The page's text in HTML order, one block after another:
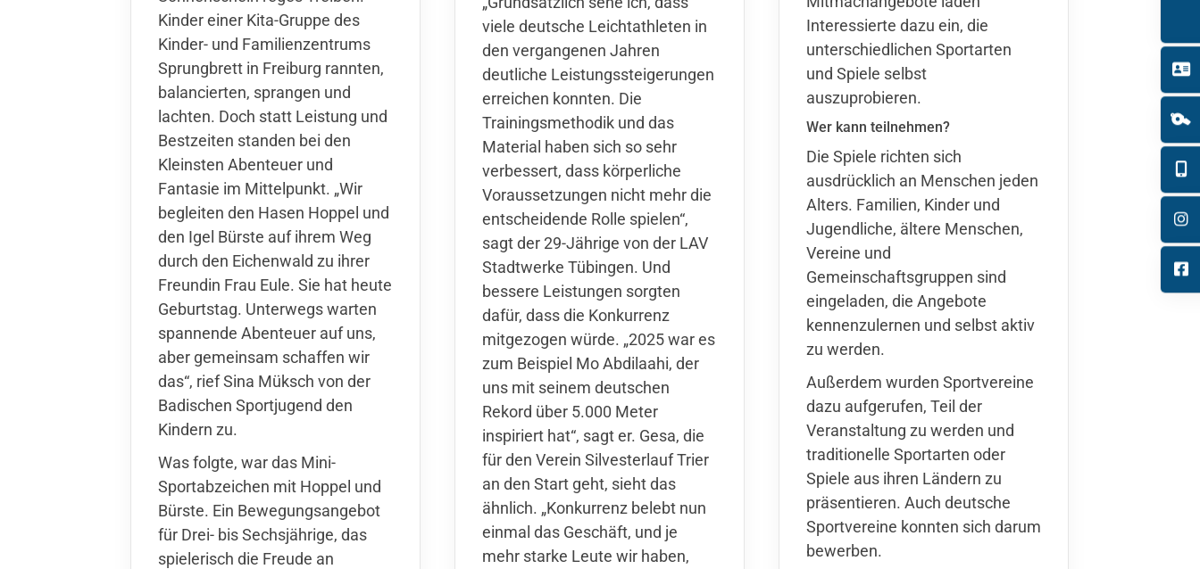
viele deutsche Leichtathleten in
den vergangenen Jahren
deutliche Leistungssteigerungen
erreichen konnten. Die
Trainingsmethodik und das
Material haben sich so sehr
verbessert, dass körperliche
Voraussetzungen nicht mehr die
entscheidende Rolle spielen“,
sagt der 29-Jährige von der LAV
Stadtwerke Tübingen. Und
bessere Leistungen sorgten
dafür, dass die Konkurrenz
mitgezogen würde. „2025 war es
zum Beispiel Mo Abdilaahi, der
uns mit seinem deutschen
Rekord über 5.000 Meter
inspiriert hat“, sagt er. Gesa, die
für den Verein Silvesterlauf Trier
an den Start geht, sieht das
ähnlich. „Konkurrenz belebt nun
einmal das Geschäft, und je
mehr starke Leute wir haben,
Interessierte dazu ein, die
unterschiedlichen Sportarten
und Spiele selbst
auszuprobieren.
Wer kann teilnehmen?
Die Spiele richten sich
ausdrücklich an Menschen jeden
Alters. Familien, Kinder und
Jugendliche, ältere Menschen,
Vereine und
Gemeinschaftsgruppen sind
eingeladen, die Angebote
kennenzulernen und selbst aktiv
zu werden.
Außerdem wurden Sportvereine
dazu aufgerufen, Teil der
Veranstaltung zu werden und
traditionelle Sportarten oder
Spiele aus ihren Ländern zu
präsentieren. Auch deutsche
Sportvereine konnten sich darum
bewerben.
Kinder einer Kita-Gruppe des
Kinder- und Familienzentrums
Sprungbrett in Freiburg rannten,
balancierten, sprangen und
lachten. Doch statt Leistung und
Bestzeiten standen bei den
Kleinsten Abenteuer und
Fantasie im Mittelpunkt. „Wir
begleiten den Hasen Hoppel und
den Igel Bürste auf ihrem Weg
durch den Eichenwald zu ihrer
Freundin Frau Eule. Sie hat heute
Geburtstag. Unterwegs warten
spannende Abenteuer auf uns,
aber gemeinsam schaffen wir
das“, rief Sina Müksch von der
Badischen Sportjugend den
Kindern zu.
Was folgte, war das Mini-
Sportabzeichen mit Hoppel und
Bürste. Ein Bewegungsangebot
für Drei- bis Sechsjährige, das
spielerisch die Freude an